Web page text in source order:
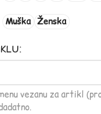
Muška Ženska
vezanu za artikl